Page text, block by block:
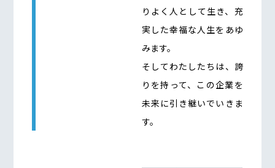
りよく人として生き、充
実した幸福な人生をあゆ
みます。
そしてわたしたちは、誇
りを持って、この企業を
未来に引き継いでいきま
す。